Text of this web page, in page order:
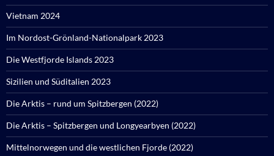
Vietnam 2024
Im Nordost-Grönland-Nationalpark 2023
Die Westfjorde Islands 2023
Sizilien und Süditalien 2023
Die Arktis – rund um Spitzbergen (2022)
Die Arktis – Spitzbergen und Longyearbyen (2022)
Mittelnorwegen und die westlichen Fjorde (2022)